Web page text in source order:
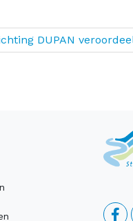
DUPAN